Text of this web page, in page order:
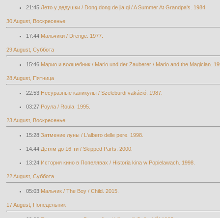
21:45 Лето у дедушки / Dong dong de jia qi / A Summer At Grandpa's. 1984.
30 August, Воскресенье
17:44 Мальчики / Drenge. 1977.
29 August, Суббота
15:46 Марио и волшебник / Mario und der Zauberer / Mario and the Magician.
28 August, Пятница
22:53 Несуразные каникулы / Szeleburdi vakáció. 1987.
03:27 Роула / Roula. 1995.
23 August, Воскресенье
15:28 Затмение луны / L'albero delle pere. 1998.
14:44 Детям до 16-ти / Skipped Parts. 2000.
13:24 История кино в Попелявах / Historia kina w Popielawach. 1998.
22 August, Суббота
05:03 Мальчик / The Boy / Child. 2015.
17 August, Понедельник